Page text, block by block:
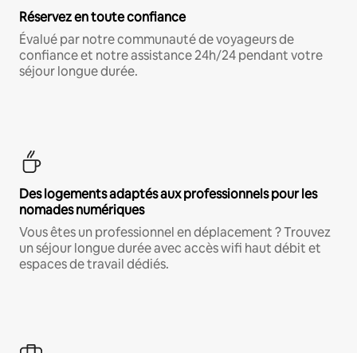
Réservez en toute confiance
Évalué par notre communauté de voyageurs de
confiance et notre assistance 24h/24 pendant votre
séjour longue durée.
Des logements adaptés aux professionnels pour les
nomades numériques
Vous êtes un professionnel en déplacement ? Trouvez
un séjour longue durée avec accès wifi haut débit et
espaces de travail dédiés.